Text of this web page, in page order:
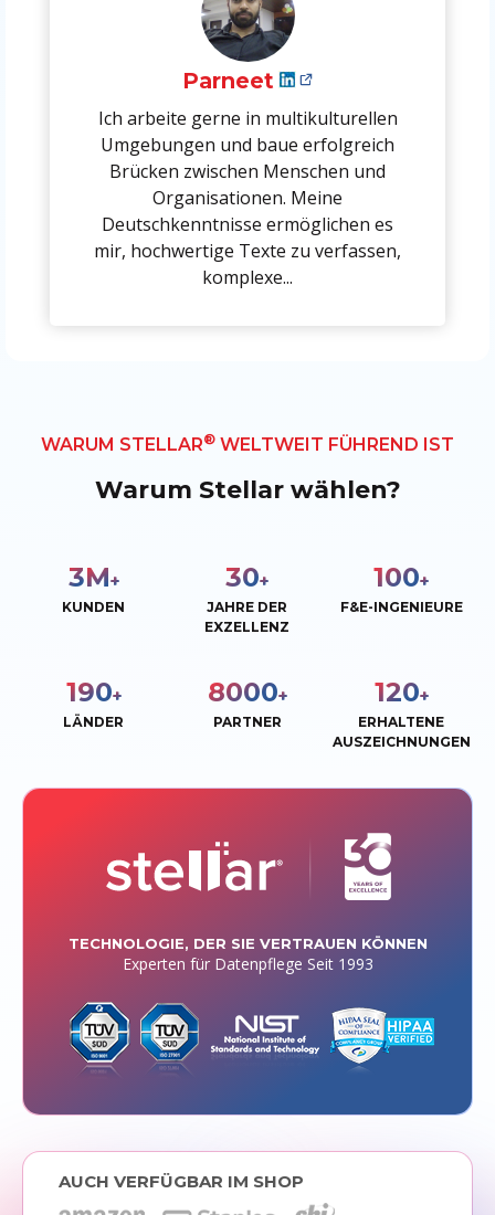
Parneet
Ich arbeite gerne in multikulturellen
Umgebungen und baue erfolgreich
Brücken zwischen Menschen und
Organisationen. Meine
Deutschkenntnisse ermöglichen es
mir, hochwertige Texte zu verfassen,
komplexe...
WARUM STELLAR® WELTWEIT FÜHREND IST
Warum Stellar wählen?
3M+
KUNDEN
30+
JAHRE DER
EXZELLENZ
100+
F&E-INGENIEURE
190+
LÄNDER
8000+
PARTNER
120+
ERHALTENE
AUSZEICHNUNGEN
TECHNOLOGIE, DER SIE VERTRAUEN KÖNNEN
Experten für Datenpflege Seit 1993
AUCH VERFÜGBAR IM SHOP